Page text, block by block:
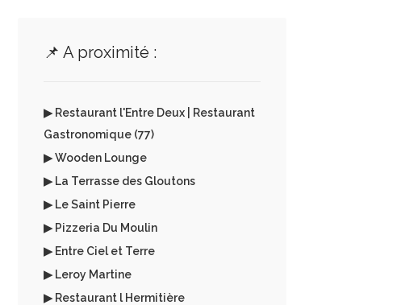
📌 A proximité :
▶ Restaurant l'Entre Deux | Restaurant
Gastronomique (77)
▶ Wooden Lounge
▶ La Terrasse des Gloutons
▶ Le Saint Pierre
▶ Pizzeria Du Moulin
▶ Entre Ciel et Terre
▶ Leroy Martine
▶ Restaurant l Hermitière